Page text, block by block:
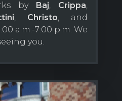
by
Baj, Crippa,
, Christo, and
a.m.-7:00 p.m. We
you.